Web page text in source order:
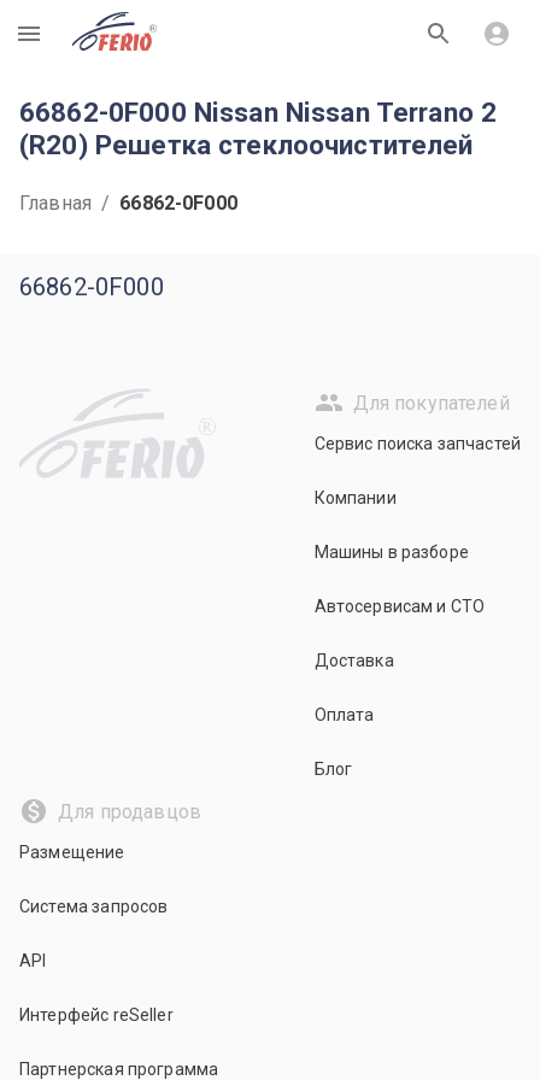
R
66862-0F000 Nissan Nissan Terrano 2
(R20) Решетка стеклоочистителей
Главная / 66862-0F000
66862-0F000
R
Для покупателей
Сервис поиска запчастей
Компании
Машины в разборе
Автосервисам и СТО
Доставка
Оплата
Блог
Для продавцов
Размещение
Система запросов
API
Интерфейс reSeller
Партнерская программа